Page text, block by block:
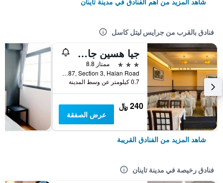
فنادق بالقرب من جرايس ليتل كاسل
جيا هسين جاردن هوتل
3 نجوم
ممتاز 8.8
No. 287, Section 3, Haian Road, مدينة تاينان, تايوان
0.7 كيلومتر عن وسط المدينة
240 ﷼
عرض الصفقة
شاهد المزيد من الفنادق القريبة
فنادق رخيصة في مدينة تاينان